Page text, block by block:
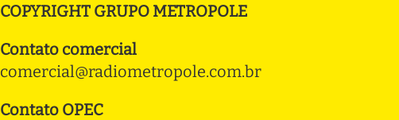
COPYRIGHT GRUPO METROPOLE
Contato comercial
comercial@radiometropole.com.br
Contato OPEC